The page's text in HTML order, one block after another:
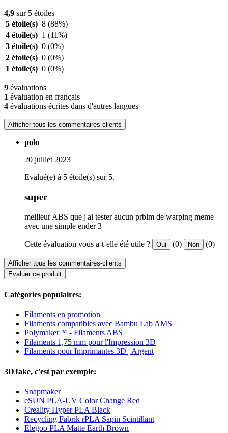
4,9 sur 5 étoiles
5 étoile(s) 8 (88%)
4 étoile(s) 1 (11%)
3 étoile(s) 0 (0%)
2 étoile(s) 0 (0%)
1 étoile(s) 0 (0%)
9 évaluations
1 évaluation en français
4 évaluations écrites dans d'autres langues
Afficher tous les commentaires-clients
polo
20 juillet 2023
Evalué(e) à 5 étoile(s) sur 5.
super
meilleur ABS que j'ai tester aucun prblm de warping meme
avec une simple ender 3
Cette évaluation vous a-t-elle été utile ? Oui (0) Non (0)
Afficher tous les commentaires-clients
Evaluer ce produit
Catégories populaires:
Filaments en promotion
Filaments compatibles avec Bambu Lab AMS
Polymaker™ - Filaments ABS
Filaments 1,75 mm pour l'Impression 3D
Filaments pour Imprimantes 3D | Argent
3DJake, c'est par exemple:
Snapmaker
eSUN PLA-UV Color Change Red
Creality Hyper PLA Black
Recycling Fabrik rPLA Sapin Scintillant
Elegoo PLA Matte Earth Brown